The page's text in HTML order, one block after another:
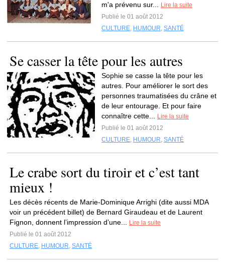
m'a prévenu sur...
Lire la suite
Publié le 01 août 2012
CULTURE, HUMOUR, SANTÉ
Se casser la tête pour les autres
Sophie se casse la tête pour les
autres. Pour améliorer le sort des
personnes traumatisées du crâne et
de leur entourage. Et pour faire
connaître cette...
Lire la suite
Publié le 01 août 2012
CULTURE, HUMOUR, SANTÉ
Le crabe sort du tiroir et c’est tant
mieux !
Les décès récents de Marie-Dominique Arrighi (dite aussi MDA
voir un précédent billet) de Bernard Giraudeau et de Laurent
Fignon, donnent l’impression d’une...
Lire la suite
Publié le 01 août 2012
CULTURE, HUMOUR, SANTÉ